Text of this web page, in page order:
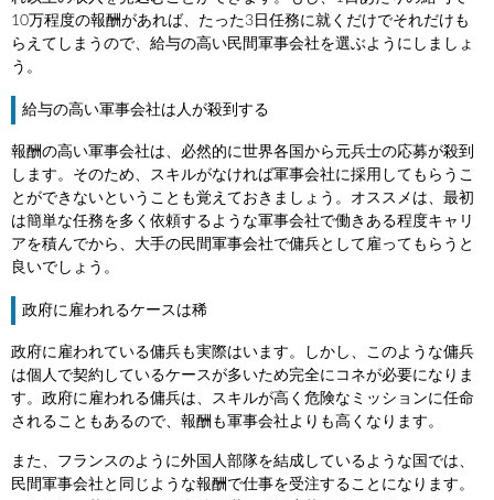
10万程度の報酬があれば、たった3日任務に就くだけでそれだけも
らえてしまうので、給与の高い民間軍事会社を選ぶようにしましょ
う。
給与の高い軍事会社は人が殺到する
報酬の高い軍事会社は、必然的に世界各国から元兵士の応募が殺到
します。そのため、スキルがなければ軍事会社に採用してもらうこ
とができないということも覚えておきましょう。オススメは、最初
は簡単な任務を多く依頼するような軍事会社で働きある程度キャリ
アを積んでから、大手の民間軍事会社で傭兵として雇ってもらうと
良いでしょう。
政府に雇われるケースは稀
政府に雇われている傭兵も実際はいます。しかし、このような傭兵
は個人で契約しているケースが多いため完全にコネが必要になりま
す。政府に雇われる傭兵は、スキルが高く危険なミッションに任命
されることもあるので、報酬も軍事会社よりも高くなります。
また、フランスのように外国人部隊を結成しているような国では、
民間軍事会社と同じような報酬で仕事を受注することになります。